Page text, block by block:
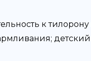
к
детский